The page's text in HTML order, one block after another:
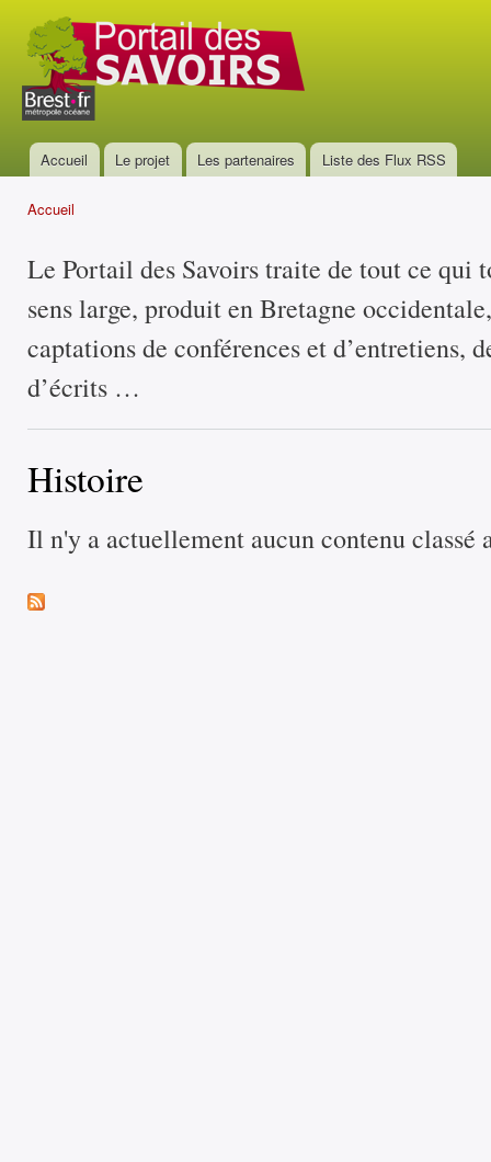
Portail
des
savoirs
Menu principal
Accueil Le projet Les partenaires Liste des Flux RSS
Accueil
Le Portail des Savoirs traite de tout ce qui
sens large, produit en Bretagne
captations de conférences et d’entretiens,
d’écrits …
Histoire
Il n'y a actuellement aucun contenu classé